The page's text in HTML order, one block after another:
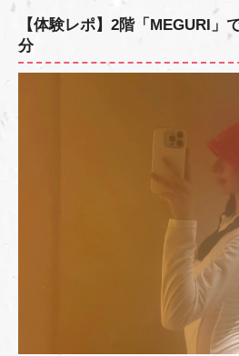
【体験レポ】2階「MEGURI」
分